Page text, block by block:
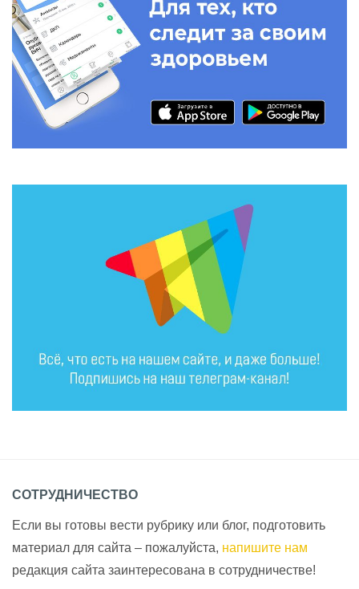
СОТРУДНИЧЕСТВО
Если вы готовы вести рубрику или блог, подготовить
материал для сайта – пожалуйста, напишите нам
редакция сайта заинтересована в сотрудничестве!